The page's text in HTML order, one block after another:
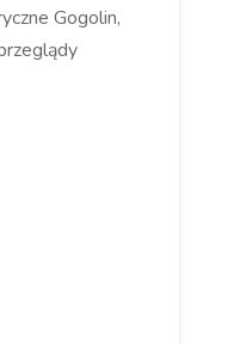
Gogolin,